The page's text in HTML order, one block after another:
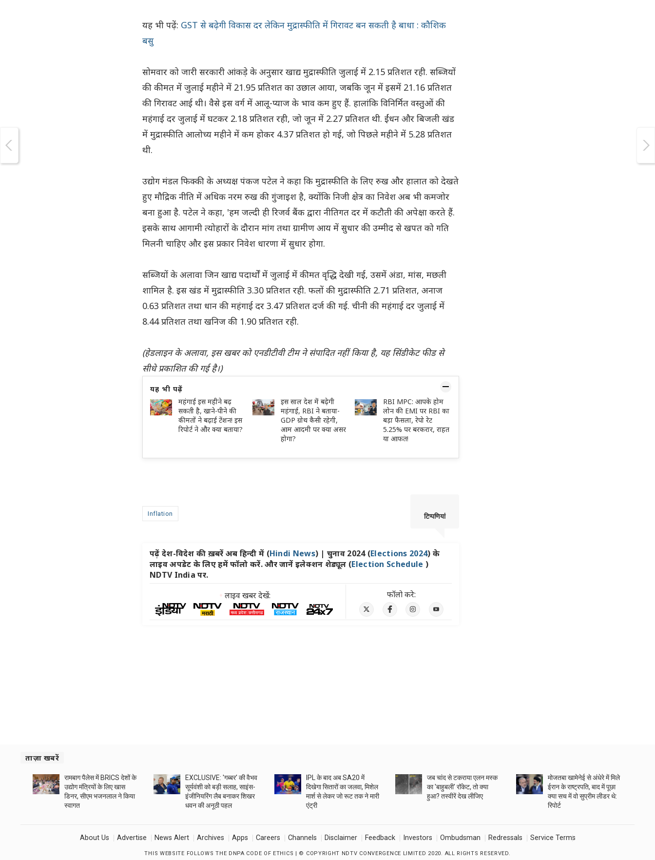
यह भी पढ़ें: GST से बढ़ेगी विकास दर लेकिन मुद्रास्फीति में गिरावट बन सकती है बाधा : कौशिक
बसु
सोमवार को जारी सरकारी आंकड़े के अनुसार खाद्य मुद्रास्फीति जुलाई में 2.15 प्रतिशत रही. सब्जियों
की कीमत में जुलाई महीने में 21.95 प्रतिशत का उछाल आया, जबकि जून में इसमें 21.16 प्रतिशत
की गिरावट आई थी। वैसे इस वर्ग में आलू-प्याज के भाव कम हुए हैं. हालांकि विनिर्मित वस्तुओं की
महंगाई दर जुलाई में घटकर 2.18 प्रतिशत रही, जो जून में 2.27 प्रतिशत थी. ईंधन और बिजली खंड
में मुद्रास्फीति आलोच्य महीने में कम होकर 4.37 प्रतिशत हो गई, जो पिछले महीने में 5.28 प्रतिशत
थी.
उद्योग मंडल फिक्की के अध्यक्ष पंकज पटेल ने कहा कि मुद्रास्फीति के लिए रुख और हालात को देखते
हुए मौद्रिक नीति में अधिक नरम रुख की गुंजाइश है, क्योंकि निजी क्षेत्र का निवेश अब भी कमजोर
बना हुआ है. पटेल ने कहा, 'हम जल्दी ही रिजर्व बैंक द्वारा नीतिगत दर में कटौती की अपेक्षा करते हैं.
इसके साथ आगामी त्योहारों के दौरान मांग तथा ग्रामीण आय में सुधार की उम्मीद से खपत को गति
मिलनी चाहिए और इस प्रकार निवेश धारणा में सुधार होगा.
सब्जियों के अलावा जिन खाद्य पदार्थों में जुलाई में कीमत वृद्धि देखी गई, उसमें अंडा, मांस, मछली
शामिल है. इस खंड में मुद्रास्फीति 3.30 प्रतिशत रही. फलों की मुद्रास्फीति 2.71 प्रतिशत, अनाज
0.63 प्रतिशत तथा धान की महंगाई दर 3.47 प्रतिशत दर्ज की गई. चीनी की महंगाई दर जुलाई में
8.44 प्रतिशत तथा खनिज की 1.90 प्रतिशत रही.
(हेडलाइन के अलावा, इस खबर को एनडीटीवी टीम ने संपादित नहीं किया है, यह सिंडीकेट फीड से
सीधे प्रकाशित की गई है।)
यह भी पढ़ें
महंगाई इस महीने बढ़
सकती है, खाने-पीने की
कीमतों ने बढ़ाई टेंशन! इस
रिपोर्ट ने और क्‍या बताया?
इस साल देश में बढ़ेगी
महंगाई, RBI ने बताया-
GDP ग्रोथ कैसी रहेगी,
आम आदमी पर क्‍या असर
होगा?
RBI MPC: आपके होम
लोन की EMI पर RBI का
बड़ा फैसला, रेपो रेट
5.25% पर बरकरार, राहत
या आफत!
Inflation टिप्पणियां
पढ़ें देश-विदेश की ख़बरें अब हिन्दी में (Hindi News) | चुनाव 2024 (Elections 2024) के
लाइव अपडेट के लिए हमें फॉलो करें. और जानें इलेक्शन शेड्यूल (Election Schedule )
NDTV India पर.
लाइव खबर देखें:
फॉलो करे:
ताज़ा खबरें
रामबाग पैलेस में BRICS देशों के
उद्योग मंत्रियों के लिए खास
डिनर, सीएम भजनलाल ने किया
स्वागत
EXCLUSIVE: 'गब्बर' की वैभव
सूर्यवंशी को बड़ी सलाह, साइंस-
इंजीनियरिंग लैब बनाकर शिखर
धवन की अनूठी पहल
IPL के बाद अब SA20 में
दिखेगा सितारों का जलवा, मिशेल
मार्श से लेकर जो रूट तक ने मारी
एंट्री
जब चांद से टकराया एलन मस्क
का 'बाहुबली' रॉकेट, तो क्या
हुआ? तस्वीरें देख लीजिए
मोजतबा खामेनेई से अंधेरे में मिले
ईरान के राष्ट्रपति, बाद में पूछा
क्या सच में वो सुप्रीम लीडर थे:
रिपोर्ट
About Us Advertise News Alert Archives Apps Careers Channels Disclaimer Feedback Investors Ombudsman Redressals Service Terms
THIS WEBSITE FOLLOWS THE DNPA CODE OF ETHICS | © COPYRIGHT NDTV CONVERGENCE LIMITED 2020. ALL RIGHTS RESERVED.